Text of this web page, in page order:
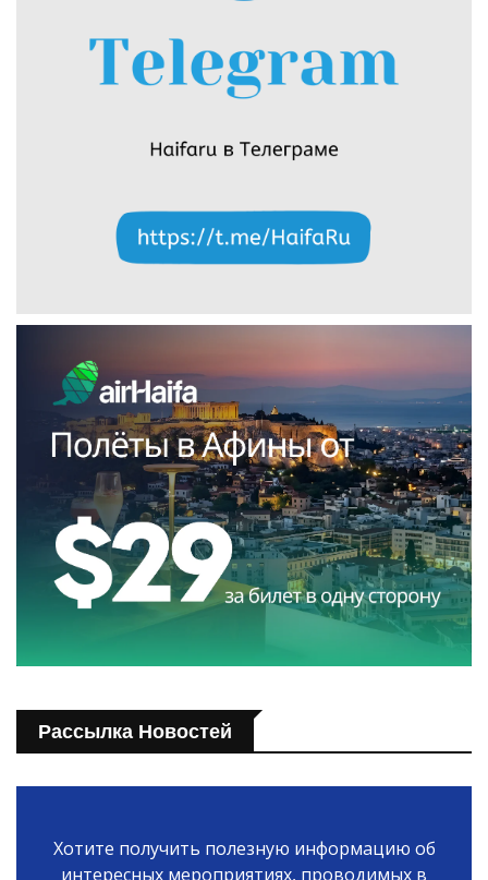
Рассылка Новостей
Хотите получить полезную информацию об
интересных мероприятиях, проводимых в